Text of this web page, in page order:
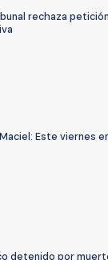
rechaza
Este viernes
detenido por